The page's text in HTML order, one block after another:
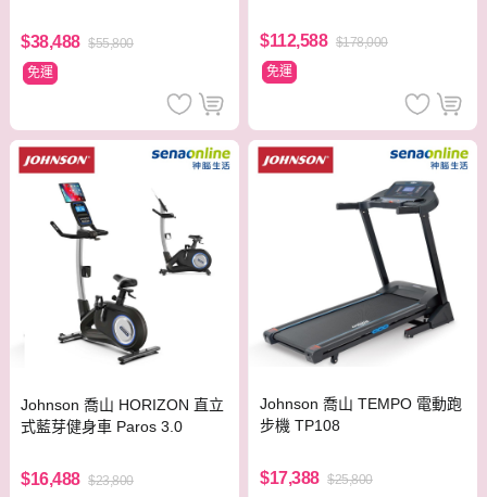
$38,488 $55,800
免運
$112,588 $178,000
免運
Johnson 喬山 HORIZON 直立
式藍芽健身車 Paros 3.0
$16,488 $23,800
Johnson 喬山 TEMPO 電動跑
步機 TP108
$17,388 $25,800